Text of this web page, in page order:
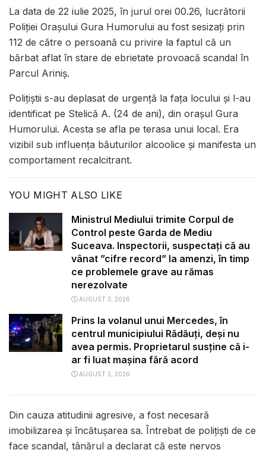
La data de 22 iulie 2025, în jurul orei 00.26, lucrătorii
Poliției Orașului Gura Humorului au fost sesizați prin
112 de către o persoană cu privire la faptul că un
bărbat aflat în stare de ebrietate provoacă scandal în
Parcul Ariniș.
Polițiștii s-au deplasat de urgență la fața locului și l-au
identificat pe Stelică A. (24 de ani), din orașul Gura
Humorului. Acesta se afla pe terasa unui local. Era
vizibil sub influența băuturilor alcoolice și manifesta un
comportament recalcitrant.
YOU MIGHT ALSO LIKE
Ministrul Mediului trimite Corpul de
Control peste Garda de Mediu
Suceava. Inspectorii, suspectați că au
vânat ”cifre record” la amenzi, în timp
ce problemele grave au rămas
nerezolvate
AUGUST 3, 2026
Prins la volanul unui Mercedes, în
centrul municipiului Rădăuți, deși nu
avea permis. Proprietarul susține că i-
ar fi luat mașina fără acord
AUGUST 3, 2026
Din cauza atitudinii agresive, a fost necesară
imobilizarea și încătușarea sa. Întrebat de polițiști de ce
face scandal, tânărul a declarat că este nervos